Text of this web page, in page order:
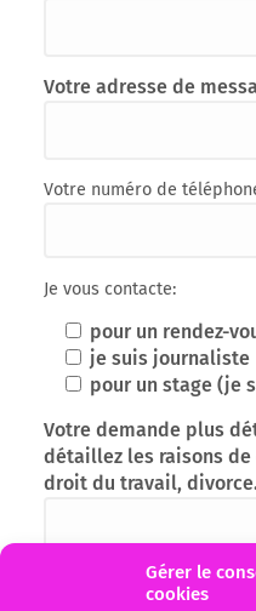
Gérer le
cookies
Votre adresse de
Votre numéro de
Je vous contacte:
pour un rendez-
je suis journaliste
pour un stage (je
Votre demande plus
détaillez les raisons
droit du travail,